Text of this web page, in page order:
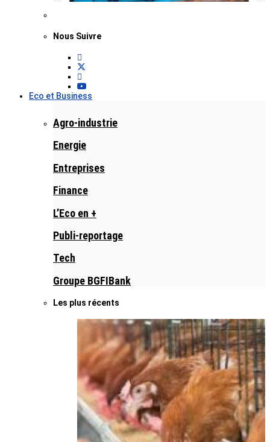
Nous Suivre
Eco et Business
Agro-industrie
Energie
Entreprises
Finance
L’Eco en +
Publi-reportage
Tech
Groupe BGFIBank
Les plus récents